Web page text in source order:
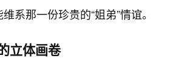
系那一份珍贵的“姐弟”情谊。
立体画卷